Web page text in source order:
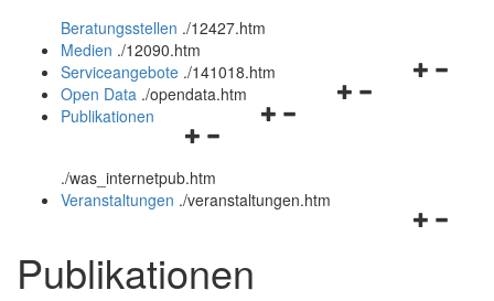
und
schließen
Beratungsstellen ./12427.htm
Medien ./12090.htm
Navigationsmenü
Serviceangebote ./141018.htm
Navigationsmenü
Open Data ./opendata.htm
Navigationsmenü
und
schließen
Publikationen
./was_internetpub.htm
Veranstaltungen ./veranstaltungen.htm
Publikationen